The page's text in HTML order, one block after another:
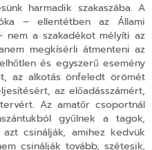
harmadik szakaszába. A
– ellentétben az Állami
nem a szakadékot mélyíti az
megkísérli átmenteni az
és egyszerű esemény
az alkotás önfeledt örömét
az előadásszámért,
Az amatőr csoportnál
gyűlnek a tagok,
csinálják, amihez kedvük
csinálják tovább, szétesik,